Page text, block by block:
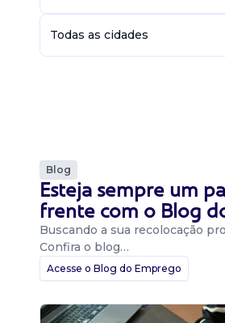
Todas as cidades
Blog
Esteja sempre um
frente com o Blog
Buscando a sua recolocação
Confira o blog…
Acesse o Blog do Emprego